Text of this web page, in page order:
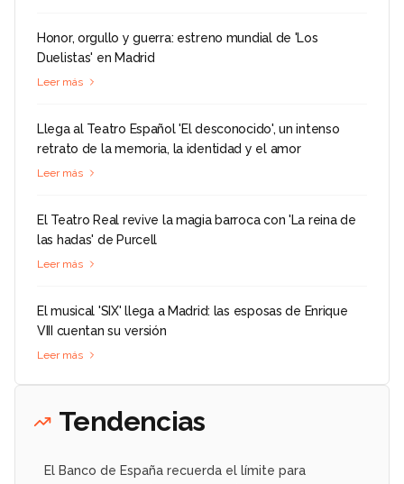
Honor, orgullo y guerra: estreno mundial de 'Los
Duelistas' en Madrid
Leer más
Llega al Teatro Español 'El desconocido', un intenso
retrato de la memoria, la identidad y el amor
Leer más
El Teatro Real revive la magia barroca con 'La reina de
las hadas' de Purcell
Leer más
El musical 'SIX' llega a Madrid: las esposas de Enrique
VIII cuentan su versión
Leer más
Tendencias
El Banco de España recuerda el límite para